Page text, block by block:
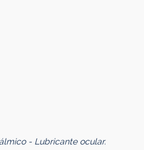
- Lubricante ocular.